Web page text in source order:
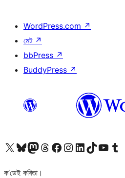
WordPress.com ↗
মেট ↗
bbPress ↗
BuddyPress ↗
আমাৰ X (আগৰ Twitter) একাউণ্টলৈ যাওকআমাৰ Bluesky একাউণ্টলৈ যাওকআমাৰ Mastodon একাউণ্টলৈ যাওকআমাৰ Threads একাউণ্টলৈ যাওকআমাৰ Facebook পৃষ্ঠালৈ যাওকআমাৰ Instagram একাউণ্টলৈ যাওকআমাৰ LinkedIn একাউণ্টলৈ যাওকআমাৰ TikTok একাউণ্টলৈ যাওকআমাৰ YouTube চেনেললৈ যাওকআমাৰ Tumblr একাউণ্টলৈ যাওক
ক’ডেই কবিতা।